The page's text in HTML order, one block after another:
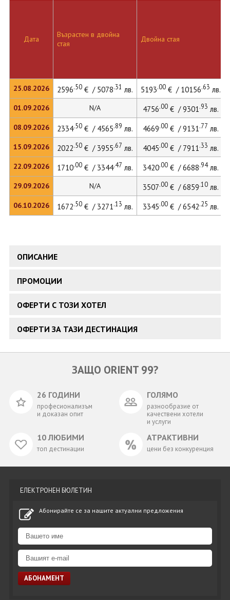
Дата
25.08.2026
01.09.2026
08.09.2026
15.09.2026
22.09.2026
29.09.2026
06.10.2026
Възрастен в двойна
стая
Двойна стая
2596.50€ / 5078.31 лв. 5193.00€ / 10156.63 лв.
N/A 4756.00€ / 9301.93 лв.
2334.50€ / 4565.89 лв. 4669.00€ / 9131.77 лв.
2022.50€ / 3955.67 лв. 4045.00€ / 7911.33 лв.
1710.00€ / 3344.47 лв. 3420.00€ / 6688.94лв.
N/A 3507.00€ / 6859.10лв.
1672.50€ / 3271.13 лв. 3345.00€ / 6542.25 лв.
ОПИСАНИЕ
ПРОМОЦИИ
ОФЕРТИ С ТОЗИ ХОТЕЛ
ОФЕРТИ ЗА ТАЗИ ДЕСТИНАЦИЯ
ЗАЩО ORIENT 99?
26 ГОДИНИ
професионализъм
и доказан опит
ГОЛЯМО
разнообразие от
качествени хотели
и услуги
10 ЛЮБИМИ
топ дестинации
АТРАКТИВНИ
цени без конкуренция
ЕЛЕКТРОНЕН БЮЛЕТИН
Абонирайте се за нашите актуални предложения